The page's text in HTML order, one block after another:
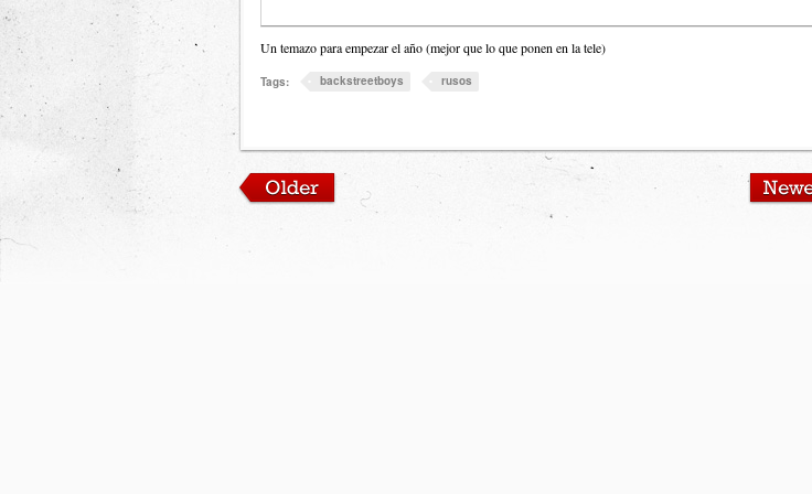
Un temazo para empezar el año (mejor que lo que ponen en la tele)
Tags: backstreetboys rusos